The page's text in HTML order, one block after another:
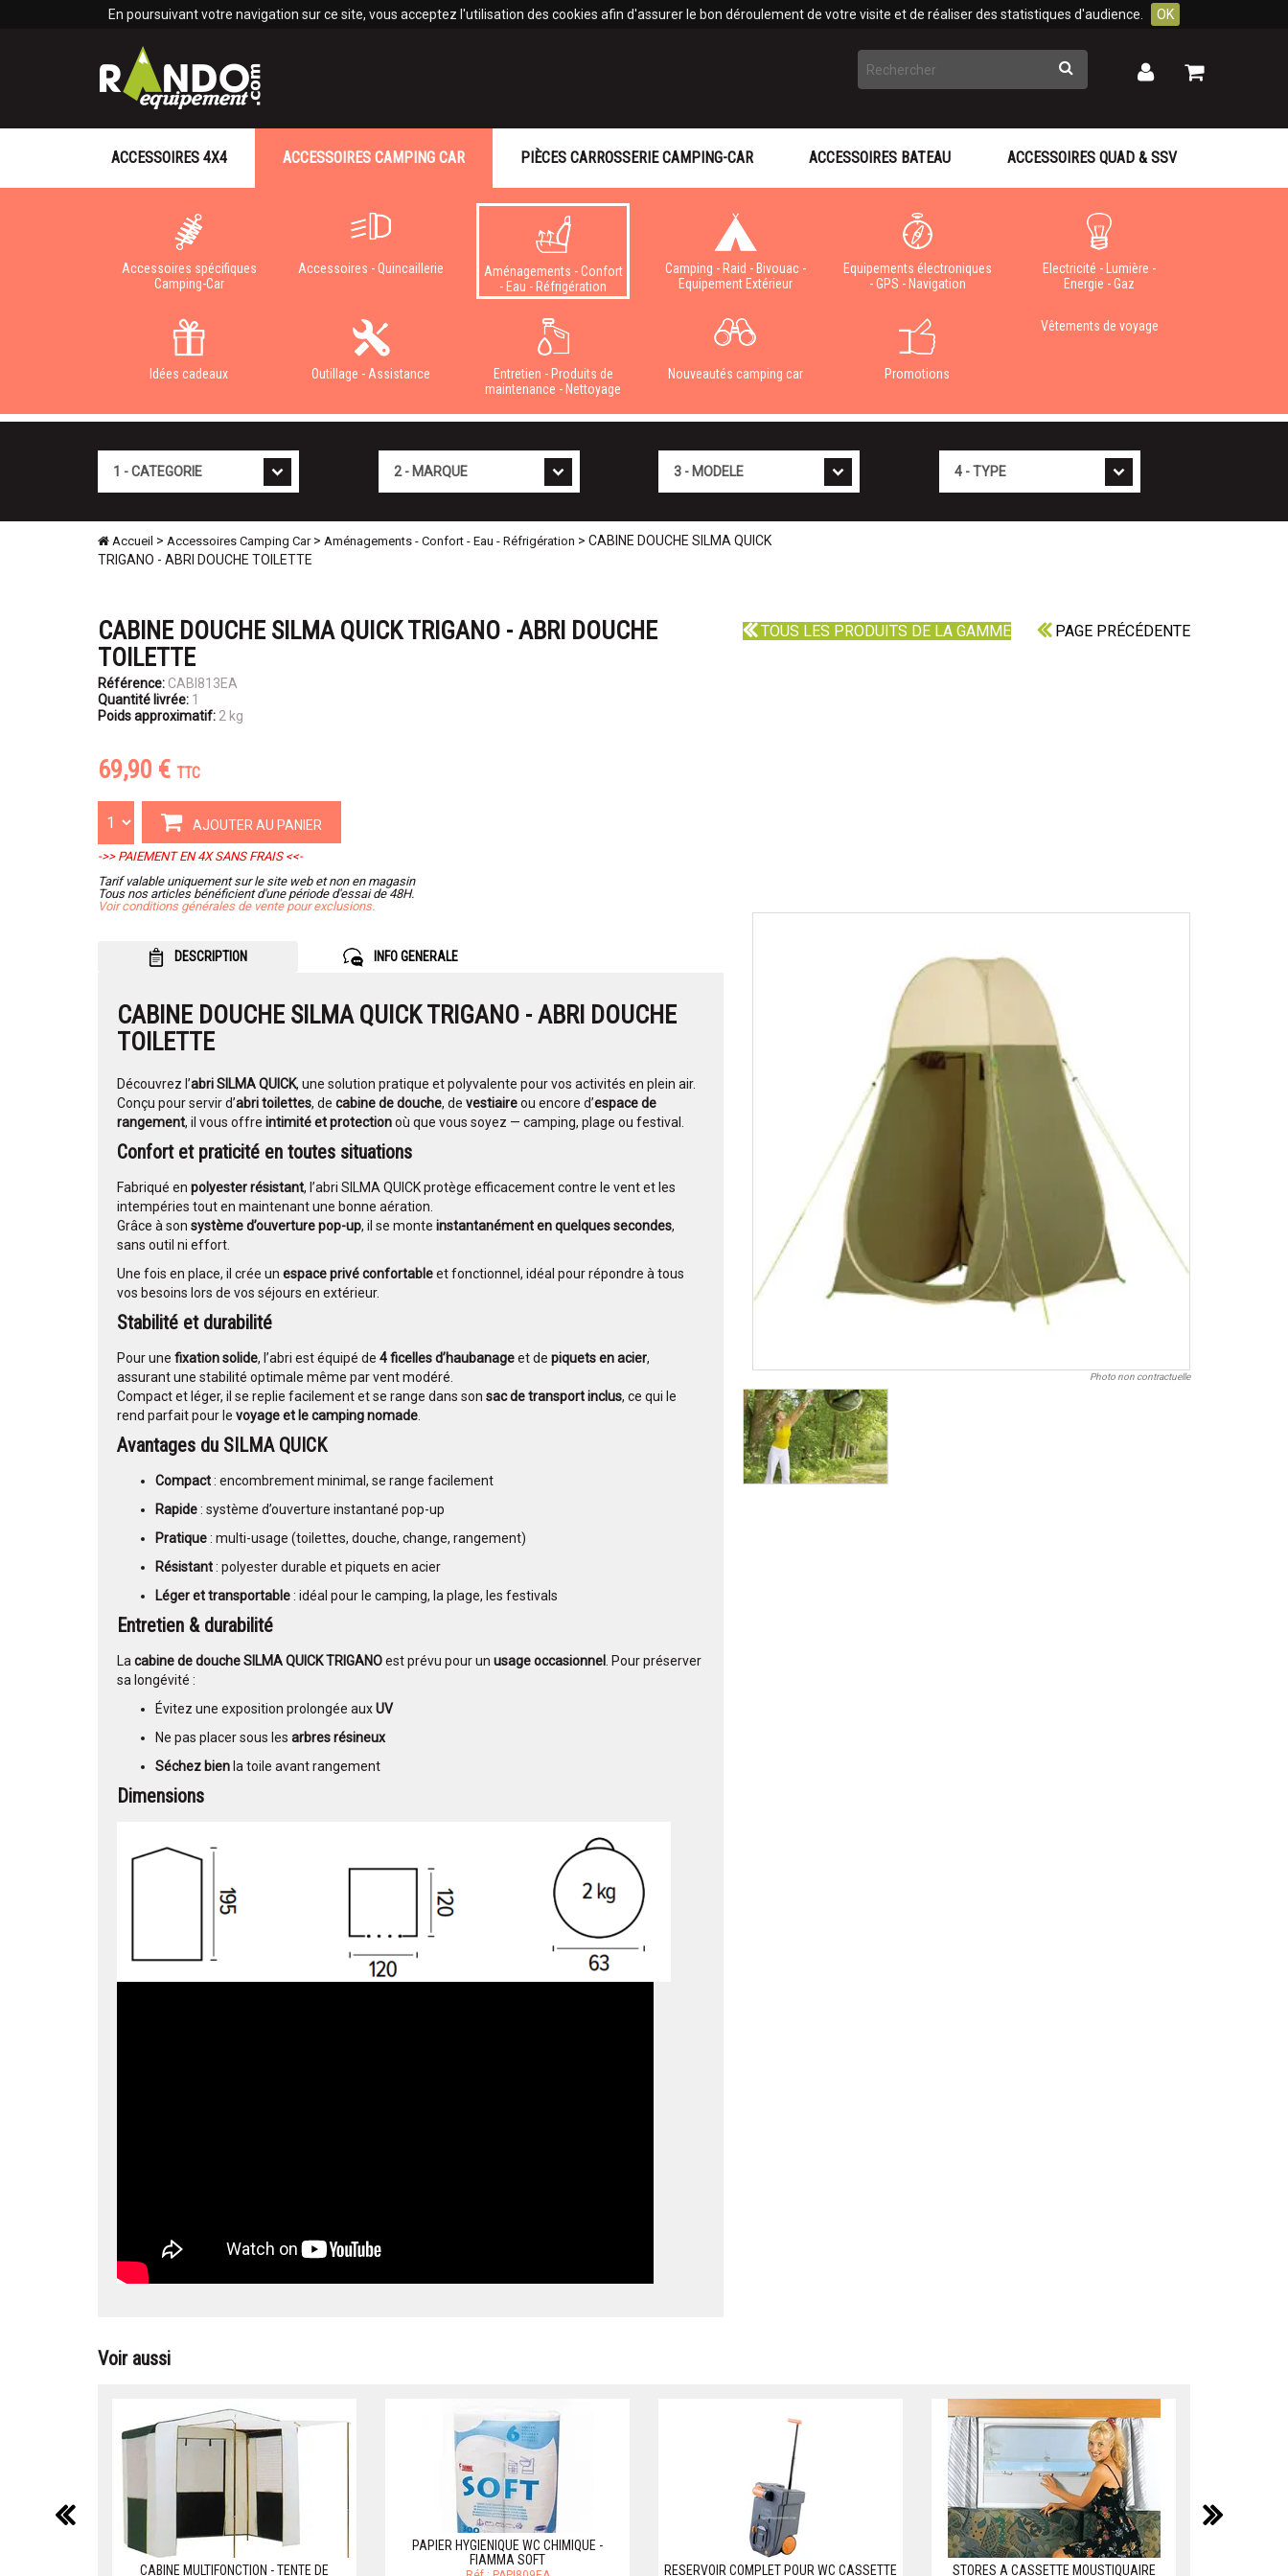
En poursuivant votre navigation sur ce site, vous acceptez l'utilisation des cookies afin d'assurer le bon déroulement de votre visite et de réaliser des statistiques d'audience. OK
Rechercher Mon
Mon
ACCESSOIRES 4X4 ACCESSOIRES CAMPING CAR
Accessoires spécifiques
Camping-Car
Accessoires - Quincaillerie
Aménagements - Confort
- Eau - Réfrigération
Camping - Raid - Bivouac -
Equipement Extérieur
Equipements électroniques
- GPS - Navigation
Electricité - Lumière -
Energie - Gaz
Idées cadeaux Outillage - Assistance
Entretien - Produits de
maintenance - Nettoyage
Nouveautés camping car Promotions
Vêtements de voyage
PIÈCES CARROSSERIE CAMPING-CAR ACCESSOIRES BATEAU ACCESSOIRES QUAD & SSV
Accueil > Accessoires Camping Car> Aménagements - Confort - Eau - Réfrigération > CABINE DOUCHE SILMA QUICK
TRIGANO - ABRI DOUCHE TOILETTE
TOUS LES PRODUITS DE LA GAMME PAGE PRÉCÉDENTE
CABINE DOUCHE SILMA QUICK TRIGANO - ABRI DOUCHE
TOILETTE
Référence: CABI813EA
Quantité livrée: 1
Poids approximatif: 2 kg
69,90 € TTC
AJOUTER AU PANIER
->> PAIEMENT EN 4X SANS FRAIS <<-
Tarif valable uniquement sur le site web et non en magasin
Tous nos articles bénéficient d'une période d'essai de 48H.
Voir conditions générales de vente pour exclusions.
DESCRIPTION INFO GENERALE
CABINE DOUCHE SILMA QUICK TRIGANO - ABRI DOUCHE
TOILETTE
Découvrez l’abri SILMA QUICK, une solution pratique et polyvalente pour vos activités en plein air.
Conçu pour servir d’abri toilettes, de cabine de douche, de vestiaireou encore d’espace de
rangement, il vous offre intimité et protectionoù que vous soyez — camping, plage ou festival.
Confort et praticité en toutes situations
Fabriqué en polyester résistant, l’abri SILMA QUICK protège efficacement contre le vent et les
intempéries tout en maintenant une bonne aération.
Grâce à son système d’ouverture pop-up, il se monte instantanément en quelques secondes,
sans outil ni effort.
Une fois en place, il crée un espace privé confortableet fonctionnel, idéal pour répondre à tous
vos besoins lors de vos séjours en extérieur.
Stabilité et durabilité
Pour une fixation solide, l’abri est équipé de 4 ficelles d’haubanageet de piquets en acier,
assurant une stabilité optimale même par vent modéré.
Compact et léger, il se replie facilement et se range dans son sac de transport inclus, ce qui le
rend parfait pour le voyage et le camping nomade.
Avantages du SILMA QUICK
Compact: encombrement minimal, se range facilement
Rapide: système d’ouverture instantané pop-up
Pratique: multi-usage (toilettes, douche, change, rangement)
Résistant: polyester durable et piquets en acier
Léger et transportable: idéal pour le camping, la plage, les festivals
Entretien & durabilité
Lacabine de douche SILMA QUICK TRIGANOest prévu pour un usage occasionnel. Pour préserver
sa longévité :
Évitez une exposition prolongée auxUV
Ne pas placer sous les arbres résineux
Séchez bien la toile avant rangement
Dimensions
Photo non contractuelle
Voir aussi
CABINE MULTIFONCTION - TENTE DE
PAPIER HYGIENIQUE WC CHIMIQUE -
FIAMMA SOFT
RESERVOIR COMPLET POUR WC CASSETTE
STORES A CASSETTE MOUSTIQUAIRE
précédent
Panneau de gestion des cookies